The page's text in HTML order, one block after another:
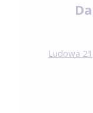
Ludowa